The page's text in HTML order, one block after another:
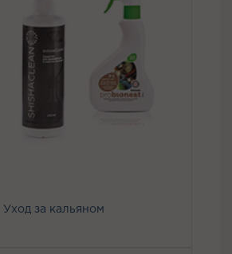
Уход за кальяном